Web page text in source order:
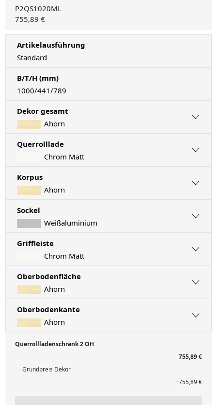
P2QS1020ML
755,89 €
Artikelausführung
Standard
B/T/H (mm)
1000/441/789
Dekor gesamt
Ahorn
Querrolllade
Chrom Matt
Korpus
Ahorn
Sockel
Weißaluminium
Griffleiste
Chrom Matt
Oberbodenfläche
Ahorn
Oberbodenkante
Ahorn
Querrollladenschrank 2 OH
755,89 €
Grundpreis Dekor
+755,89 €